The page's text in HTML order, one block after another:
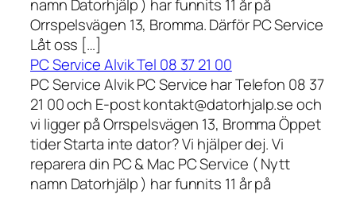
namn Datorhjälp ) har funnits 11 år på
Orrspelsvägen 13, Bromma. Därför PC Service
Låt oss […]
PC Service Alvik Tel 08 37 21 00
PC Service Alvik PC Service har Telefon 08 37
21 00 och E-post kontakt@datorhjalp.se och
vi ligger på Orrspelsvägen 13, Bromma Öppet
tider Starta inte dator? Vi hjälper dej. Vi
reparera din PC & Mac PC Service ( Nytt
namn Datorhjälp ) har funnits 11 år på